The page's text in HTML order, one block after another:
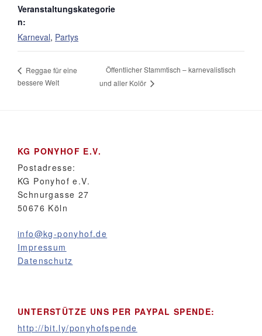
Veranstaltungskategorie
n:
Karneval, Partys
Reggae für eine
bessere Welt
Öffentlicher Stammtisch – karnevalistisch
und aller Kolör
KG PONYHOF E.V.
Postadresse:
KG Ponyhof e.V.
Schnurgasse 27
50676 Köln
info@kg-ponyhof.de
Impressum
Datenschutz
UNTERSTÜTZE UNS PER PAYPAL SPENDE:
http://bit.ly/ponyhofspende